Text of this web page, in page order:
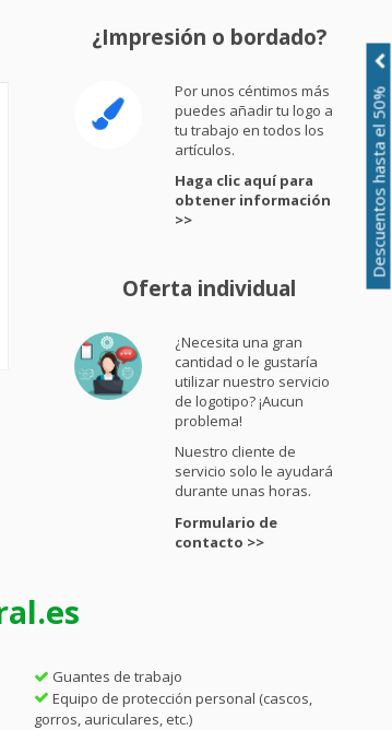
¿Impresión o bordado?
Por unos céntimos más
puedes añadir tu logo a
tu trabajo en todos los
artículos.
Haga clic aquí para
obtener información
>>
Oferta individual
¿Necesita una gran
cantidad o le gustaría
utilizar nuestro servicio
de logotipo? ¡Aucun
problema!
Nuestro cliente de
servicio solo le ayudará
durante unas horas.
Formulario de
contacto >>
Guantes de trabajo
Equipo de protección personal (cascos,
gorros, auriculares, etc.)
Descuentos hasta el 50%